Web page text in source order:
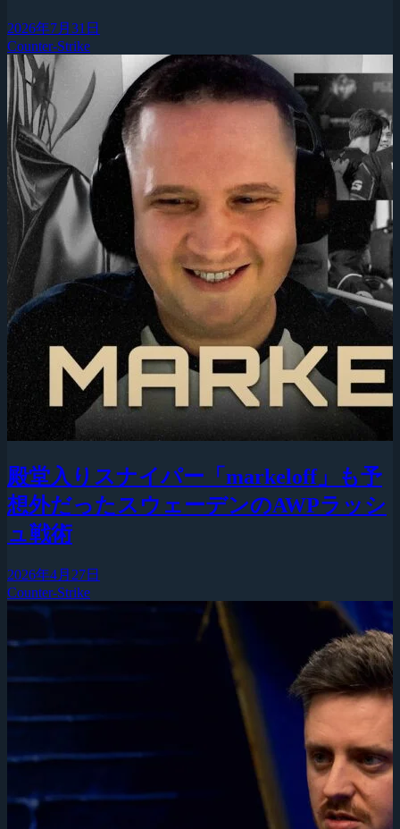
2026年7月31日
Counter-Strike
殿堂入りスナイパー「markeloff」も予
想外だったスウェーデンのAWPラッシ
ュ戦術
2026年4月27日
Counter-Strike